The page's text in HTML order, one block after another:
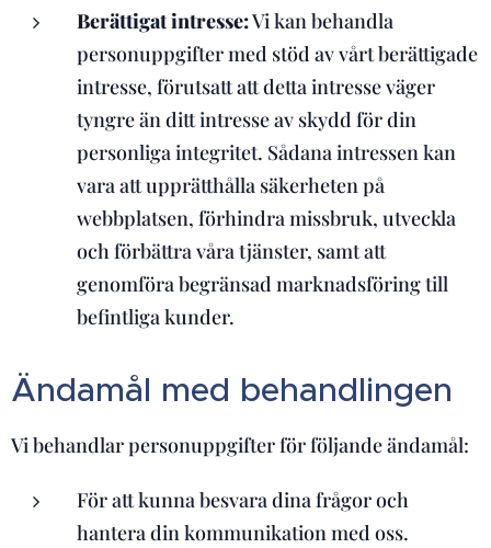
Berättigat intresse:Vi kan behandla
personuppgifter med stöd av vårt berättigade
intresse, förutsatt att detta intresse väger
tyngre än ditt intresse av skydd för din
personliga integritet. Sådana intressen kan
vara att upprätthålla säkerheten på
webbplatsen, förhindra missbruk, utveckla
och förbättra våra tjänster, samt att
genomföra begränsad marknadsföring till
befintliga kunder.
Ändamål med behandlingen
Vi behandlar personuppgifter för följande ändamål:
För att kunna besvara dina frågor och
hantera din kommunikation med oss.